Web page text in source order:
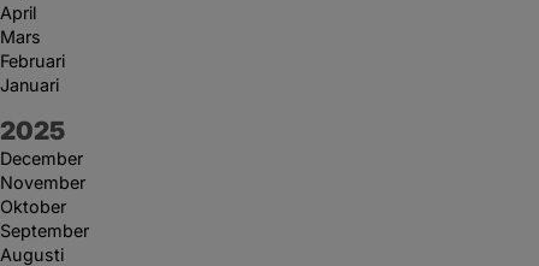
April
Mars
Februari
Januari
År:
2025
December
November
Oktober
September
Augusti